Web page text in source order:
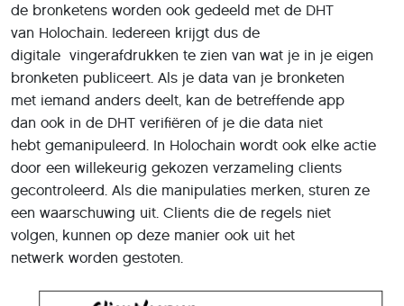
de bronketens worden ook gedeeld met de DHT
van Holochain. Iedereen krijgt dus de
digitale vingerafdrukken te zien van wat je in je eigen
bronketen publiceert. Als je data van je bronketen
met iemand anders deelt, kan de betreffende app
dan ook in de DHT verifiëren of je die data niet
hebt gemanipuleerd. In Holochain wordt ook elke actie
door een willekeurig gekozen verzameling clients
gecontroleerd. Als die manipulaties merken, sturen ze
een waarschuwing uit. Clients die de regels niet
volgen, kunnen op deze manier ook uit het
netwerk worden gestoten.